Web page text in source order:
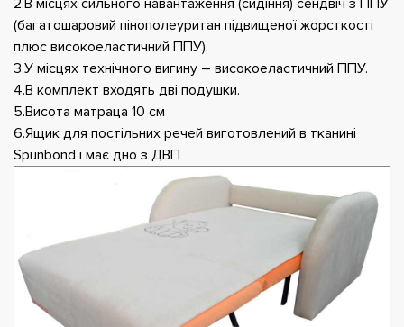
(багатошаровий пінополеуритан підвищеної жорсткості
плюс високоеластичний ППУ).
3.У місцях технічного вигину – високоеластичний ППУ.
4.В комплект входять дві подушки.
5.Висота матраца 10 см
6.Ящик для постільних речей виготовлений в тканині
Spunbond і має дно з ДВП